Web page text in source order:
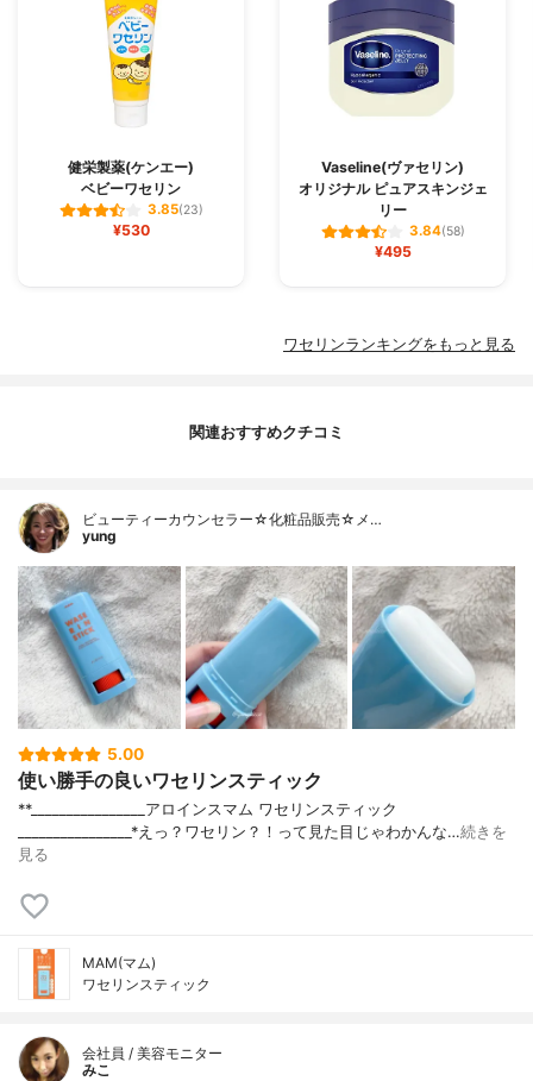
健栄製薬(ケンエー)
ベビーワセリン
3.85(23)
¥530
Vaseline(ヴァセリン)
オリジナル ピュアスキンジェ
リー
3.84(58)
¥495
ワセリンランキングをもっと見る
関連おすすめクチコミ
ビューティーカウンセラー☆化粧品販売☆メ…
yung
5.00
使い勝手の良いワセリンスティック
**⁡________________⁡アロインス⁡マム ワセリンスティック
⁡________________⁡⁡⁡⁡*えっ？ワセリン？！って見た目じゃわかんな…続きを
見る
MAM(マム)
ワセリンスティック
会社員 / 美容モニター
みこ